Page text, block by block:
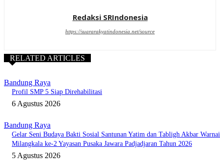
Redaksi SRIndonesia
https://suararakyatindonesia.net/source
RELATED ARTICLES
Bandung Raya
Profil SMP 5 Siap Direhabilitasi
6 Agustus 2026
Bandung Raya
Gelar Seni Budaya Bakti Sosial Santunan Yatim dan Tabligh Akbar Warnai
Milangkala ke-2 Yayasan Pusaka Jawara Padjadjaran Tahun 2026
5 Agustus 2026